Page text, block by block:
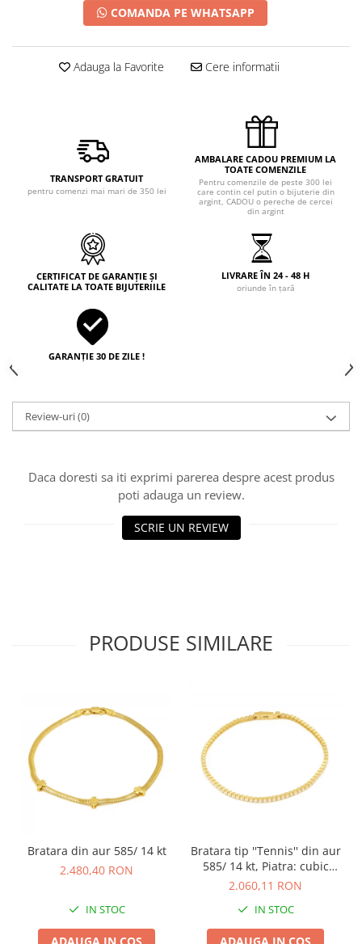
COMANDA PE WHATSAPP
Adauga la Favorite Cere informatii
TRANSPORT GRATUIT
pentru comenzi mai mari de 350 lei
AMBALARE CADOU PREMIUM LA
TOATE COMENZILE
Pentru comenzile de peste 300 lei
care contin cel putin o bijuterie din
argint, CADOU o pereche de cercei
din argint
CERTIFICAT DE GARANȚIE ȘI
CALITATE LA TOATE BIJUTERIILE
LIVRARE ÎN 24 - 48 H
oriunde în țară
GARANȚIE 30 DE ZILE !
Review-uri(0)
Daca doresti sa iti exprimi parerea despre acest produs
poti adauga un review.
SCRIE UN REVIEW
PRODUSE SIMILARE
Bratara din aur 585/ 14 kt
2.480,40 RON
IN STOC
ADAUGA IN COS
Bratara tip ''Tennis'' din aur
585/ 14 kt, Piatra: cubic
zirconia, Culoare:
2.060,11 RON
IN STOC
ADAUGA IN COS